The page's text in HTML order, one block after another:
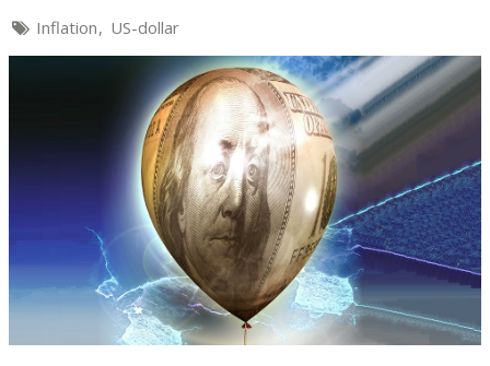
Inflation US-dollar